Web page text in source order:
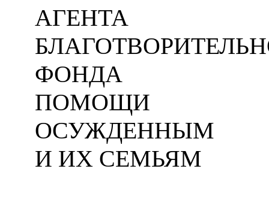
АГЕНТА
ФОНДА
ПОМОЩИ
ОСУЖДЕННЫМ
И ИХ СЕМЬЯМ